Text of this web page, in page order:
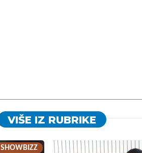
VIŠE IZ RUBRIKE
SHOWBIZZ